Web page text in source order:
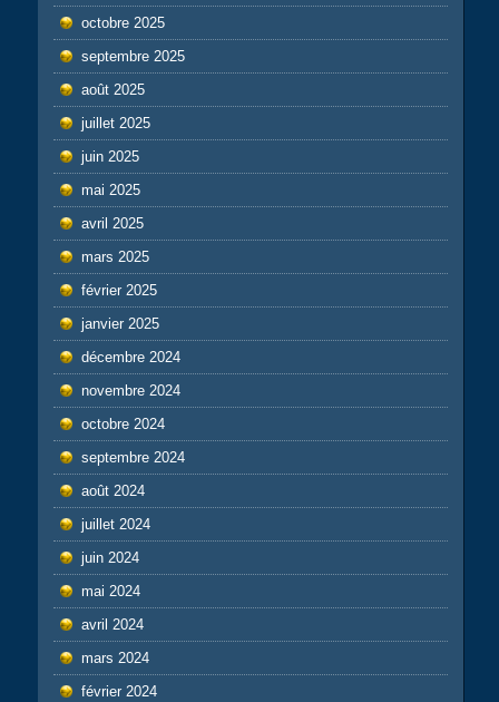
octobre 2025
septembre 2025
août 2025
juillet 2025
juin 2025
mai 2025
avril 2025
mars 2025
février 2025
janvier 2025
décembre 2024
novembre 2024
octobre 2024
septembre 2024
août 2024
juillet 2024
juin 2024
mai 2024
avril 2024
mars 2024
février 2024